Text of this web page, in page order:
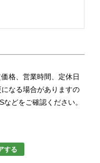
格、営業時間、定休日
なる場合がありますの
どをご確認ください。
する